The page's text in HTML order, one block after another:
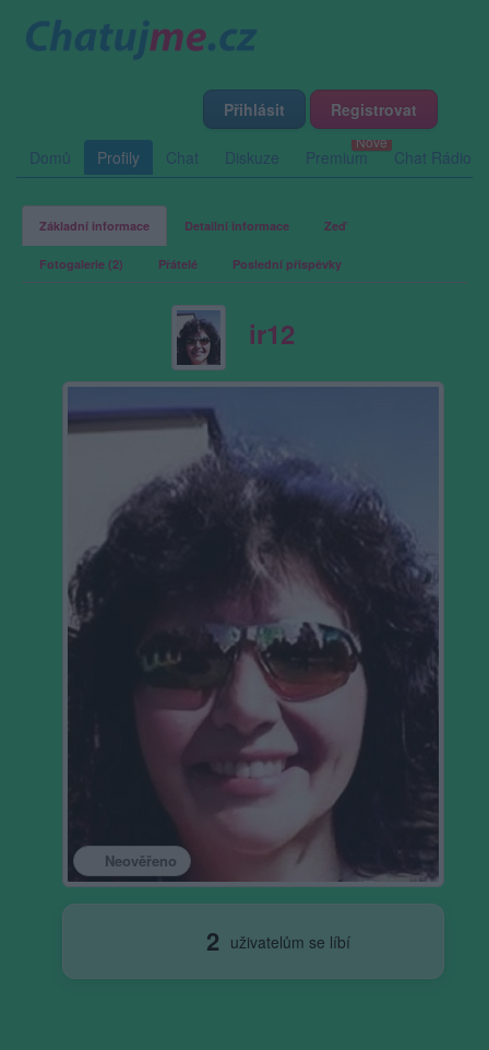
Přihlásit Registrovat
Domů Profily Chat Diskuze Premium Chat Rádio
Základní informace Detailní informace Zeď
Fotogalerie (2) Přátelé Poslední příspěvky
ir12
Neověřeno
2 uživatelům se líbí